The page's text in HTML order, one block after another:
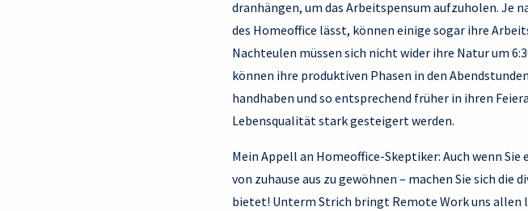
dranhängen, um das Arbeitspensum aufzuholen. Je
des Homeoffice lässt, können einige sogar ihre
Nachteulen müssen sich nicht wider ihre Natur um
können ihre produktiven Phasen in den
handhaben und so entsprechend früher in ihren
Lebensqualität stark gesteigert werden.
Mein Appell an Homeoffice-Skeptiker: Auch wenn
von zuhause aus zu gewöhnen – machen Sie sich die
bietet! Unterm Strich bringt Remote Work uns